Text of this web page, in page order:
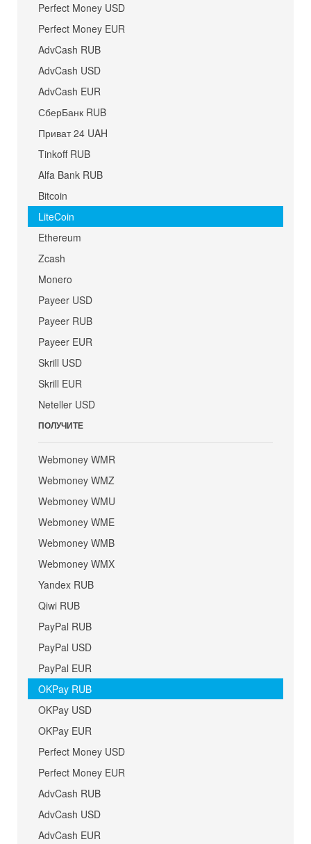
Perfect Money USD
Perfect Money EUR
AdvCash RUB
AdvCash USD
AdvCash EUR
СберБанк RUB
Приват 24 UAH
Tinkoff RUB
Alfa Bank RUB
Bitcoin
LiteCoin
Ethereum
Zcash
Monero
Payeer USD
Payeer RUB
Payeer EUR
Skrill USD
Skrill EUR
Neteller USD
ПОЛУЧИТЕ
Webmoney WMR
Webmoney WMZ
Webmoney WMU
Webmoney WME
Webmoney WMB
Webmoney WMX
Yandex RUB
Qiwi RUB
PayPal RUB
PayPal USD
PayPal EUR
OKPay RUB
OKPay USD
OKPay EUR
Perfect Money USD
Perfect Money EUR
AdvCash RUB
AdvCash USD
AdvCash EUR